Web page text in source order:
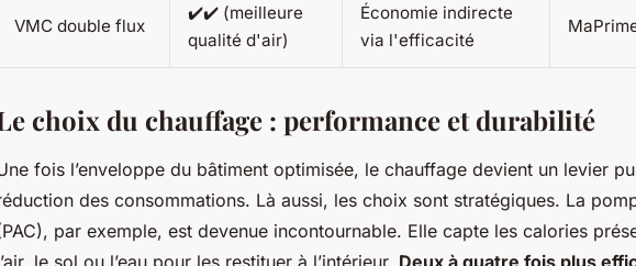
VMC double flux
✔️✔️ (meilleure
qualité d'air)
Économie indirecte
via l'efficacité
choix du chauffage : performance et durabilité
fois l’enveloppe du bâtiment optimisée, le chauffage devient un levier
des consommations. Là aussi, les choix sont stratégiques. La
par exemple, est devenue incontournable. Elle capte les calories
le sol ou l’eau pour les restituer à l’intérieur. Deux à quatre fois plus